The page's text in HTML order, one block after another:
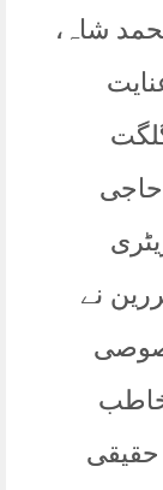
شاہ،
حاجی
نے
حقیقی